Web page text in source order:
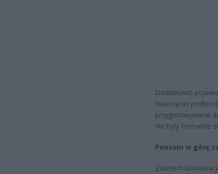
Dodatkowo
Nauczyciel
przygotowywanie
nie były formalnie
Pensum w górę
Zdaniem Górniaka